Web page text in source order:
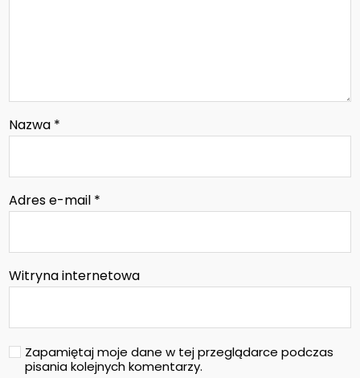
Nazwa *
Adres e-mail *
Witryna internetowa
Zapamiętaj moje dane w tej przeglądarce podczas
pisania kolejnych komentarzy.